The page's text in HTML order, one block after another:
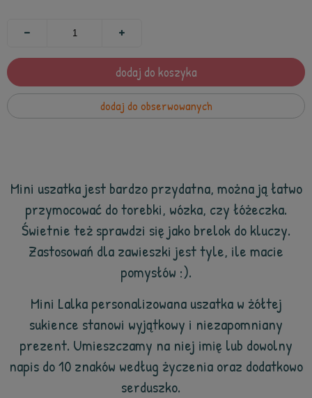
dodaj do koszyka
dodaj do obserwowanych
Mini uszatka jest bardzo przydatna, można ją łatwo
przymocować do torebki, wózka, czy łóżeczka.
Świetnie też sprawdzi się jako brelok do kluczy.
Zastosowań dla zawieszki jest tyle, ile macie
pomysłów :).
Mini Lalka personalizowana uszatka w żółtej
sukience stanowi wyjątkowy i niezapomniany
prezent. Umieszczamy na niej imię lub dowolny
napis do 10 znaków według życzenia oraz dodatkowo
serduszko.